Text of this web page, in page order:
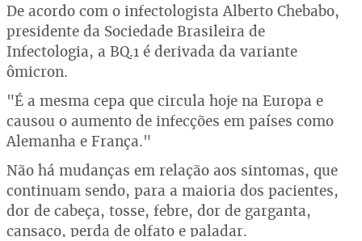
De acordo com o infectologista Alberto Chebabo,
presidente da Sociedade Brasileira de
Infectologia, a BQ.1 é derivada da variante
ômicron.
"É a mesma cepa que circula hoje na Europa e
causou o aumento de infecções em países como
Alemanha e França."
Não há mudanças em relação aos sintomas, que
continuam sendo, para a maioria dos pacientes,
dor de cabeça, tosse, febre, dor de garganta,
cansaço, perda de olfato e paladar.